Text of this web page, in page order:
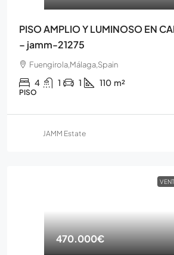
PISO AMPLIO Y LUMINOSO EN
– jamm-21275
Fuengirola,Málaga,Spain
4 1 1 110 m²
PISO
JAMM Estate
470.000€